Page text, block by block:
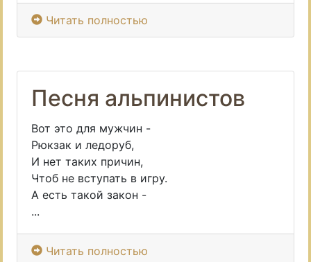
Читать полностью
Песня альпинистов
Вот это для мужчин -
Рюкзак и ледоруб,
И нет таких причин,
Чтоб не вступать в игру.
А есть такой закон -
...
Читать полностью